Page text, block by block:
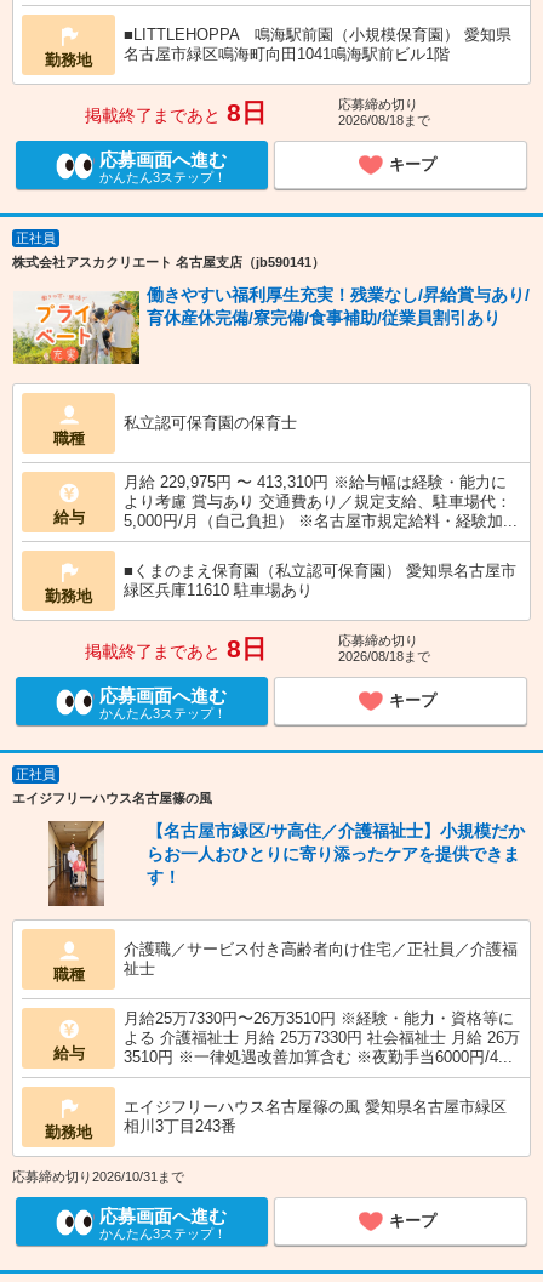
勤務地
■LITTLEHOPPA 鳴海駅前園（小規模保育園） 愛知県
名古屋市緑区鳴海町向田1041鳴海駅前ビル1階
掲載終了まであと 8日
応募締め切り
2026/08/18まで
応募画面へ進む
かんたん3ステップ！
キープ
正社員
株式会社アスカクリエート 名古屋支店（jb590141）
働きやすい福利厚生充実！残業なし/昇給賞与あり/
育休産休完備/寮完備/食事補助/従業員割引あり
職種
私立認可保育園の保育士
給与
月給 229,975円 〜 413,310円 ※給与幅は経験・能力に
より考慮 賞与あり 交通費あり／規定支給、駐車場代：
5,000円/月（自己負担） ※名古屋市規定給料・経験加...
勤務地
■くまのまえ保育園（私立認可保育園） 愛知県名古屋市
緑区兵庫11610 駐車場あり
掲載終了まであと 8日
応募締め切り
2026/08/18まで
応募画面へ進む
かんたん3ステップ！
キープ
正社員
エイジフリーハウス名古屋篠の風
【名古屋市緑区/サ高住／介護福祉士】小規模だか
らお一人おひとりに寄り添ったケアを提供できま
す！
職種
介護職／サービス付き高齢者向け住宅／正社員／介護福
祉士
給与
月給25万7330円〜26万3510円 ※経験・能力・資格等に
よる 介護福祉士 月給 25万7330円 社会福祉士 月給 26万
3510円 ※一律処遇改善加算含む ※夜勤手当6000円/4...
勤務地
エイジフリーハウス名古屋篠の風 愛知県名古屋市緑区
相川3丁目243番
応募締め切り2026/10/31まで
応募画面へ進む
かんたん3ステップ！
キープ